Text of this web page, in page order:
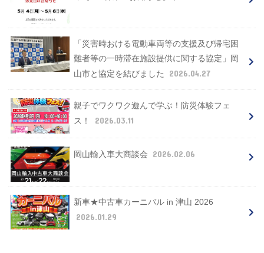
「災害時おける電動車両等の支援及び帰宅困
難者等の一時滞在施設提供に関する協定」岡
山市と協定を結びました
2026.04.27
親子でワクワク遊んで学ぶ！防災体験フェ
ス！
2026.03.11
岡山輸入車大商談会 2026.02.06
新車★中古車カーニバル in 津山 2026
2026.01.29